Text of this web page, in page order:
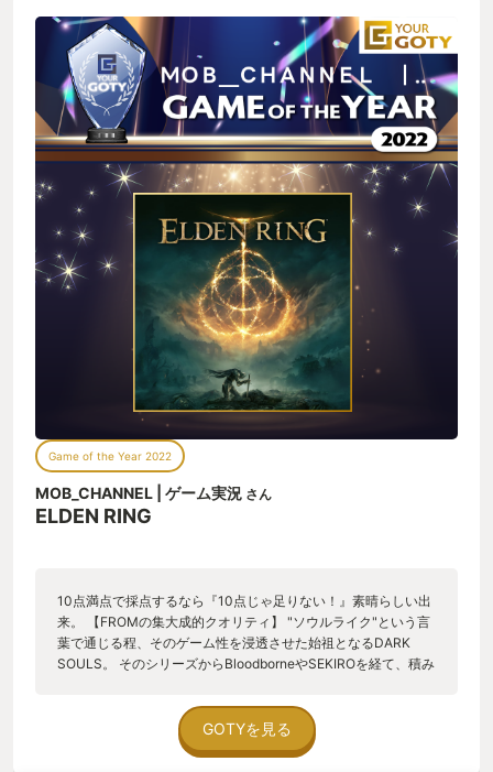
葉が私の頭を過る。PvEもPvPも近づかれるとすぐ死ぬので死
ぬ理由に｢近接鍛えてないから…｣って言いたいだけなんだろ？
そんな言葉ばかりが私を攻めてくる。 純魔･純祈祷･脳筋･技巧･
奇跡…そしてそのハイブリッド。 何を選ぶかでこのゲームの攻
略は全く変わってくる。正直な話、シナリオは濃くない。それ
がエルデンリングであり、FROMSOFTWAREの味でもあり、冒
険に没頭させる秘訣とも感じている。そう、眼前に現れる野郎
どもを如何にして丁寧に攻略する事こそが最大の真髄だと思っ
ている。 イベントやストーリーに関しては、各所で登場する会
話可能なNPC達の｢少ない言葉｣から得られる膨大な情報(かなり
想像の域)は、私が今何を目指しているのかを思い出させてくれ
る。そう、私は王になることを目指しているのだ(ったね)。旅を
しているとそんなことも忘れて寄り道をしているプレイヤーは
とても多いかったと思う。いいかい？ストーリーはちゃんと存
在しているよ。しかし旅に探索に没頭しているプレイヤーの前
に立ち塞がる会話可能なNPC達がふとしたときに｢コッチダヨ｣
してくれるからギリギリゴールにたどり着く事が出来る。常に
ギリギリを求めるゲーマーにはたまらない作品なのです。違
う。 しかしこれがフロムなのです。フロムソフトウェア(大声)
です。キングスフィールドやアーマードコアの頃からのファン
サービスなのです。違う。 前述の会話可能なNPCにはとても
｢個｣の強いビジュアルと言っている意味が全く分からなくて本
当に愛すべきキャラクターばかりです。なんでこんなことを私
に言ってくるのと言わんばかりです。簡単に言うと最高です。
PvPで闇霊(血の指？)として侵入された際、敵が視界に入った際
のBGMはとても緊張感を伝えてくれる。私はいつもとは違う死
に直面しているのだと。命を落とした時のSEなんてもう何千回
聞いたか。でもソウルシリーズの頃からそうですが、死に慣れ
たんだ、とにかく｢欲をかいてはいけないんだ(超大声)｣と。死に
慣れすぎて死に対してかなり軽い気持ちになってしまいます。
一方でマルチのホストの場合、助っ人の場合では死への意味合
Game of the Year 2022
MOB_CHANNEL | ゲーム実況 さん
ELDEN RING
10点満点で採点するなら『10点じゃ足りない！』素晴らしい出
来。 【FROMの集大成的クオリティ】 "ソウルライク"という言
葉で通じる程、そのゲーム性を浸透させた始祖となるDARK
SOULS。 そのシリーズからBloodborneやSEKIROを経て、積み
の魅力は新しさや斬新さではなく、FROMの面白さに圧倒的ボ
リュームとオープンワールドを組み合わせたら最強でしょ？を
見事実現し、むしろ上回る出来で、これまでの作品はエルデン
GOTYを見る